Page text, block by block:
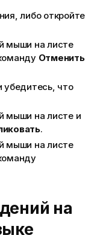
либо откройте
мыши на листе
Отменить
убедитесь, что
мыши на листе и
.
мыши на листе
на